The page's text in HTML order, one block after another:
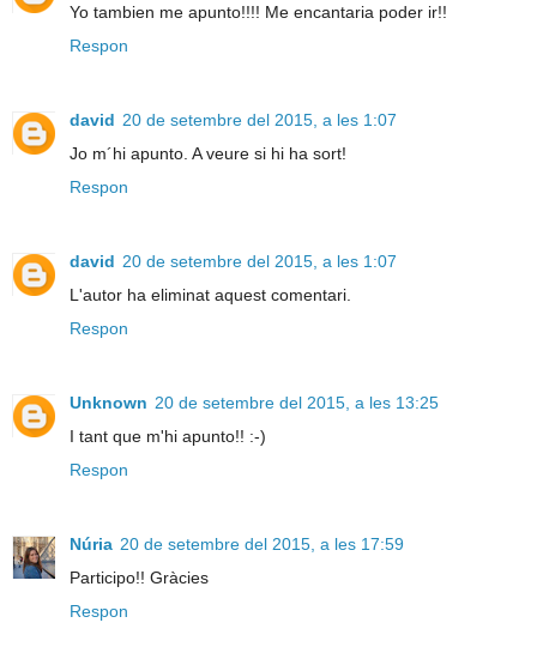
Yo tambien me apunto!!!! Me encantaria poder ir!!
Respon
david 20 de setembre del 2015, a les 1:07
Jo m´hi apunto. A veure si hi ha sort!
Respon
david 20 de setembre del 2015, a les 1:07
L'autor ha eliminat aquest comentari.
Respon
Unknown 20 de setembre del 2015, a les 13:25
I tant que m'hi apunto!! :-)
Respon
Núria 20 de setembre del 2015, a les 17:59
Participo!! Gràcies
Respon